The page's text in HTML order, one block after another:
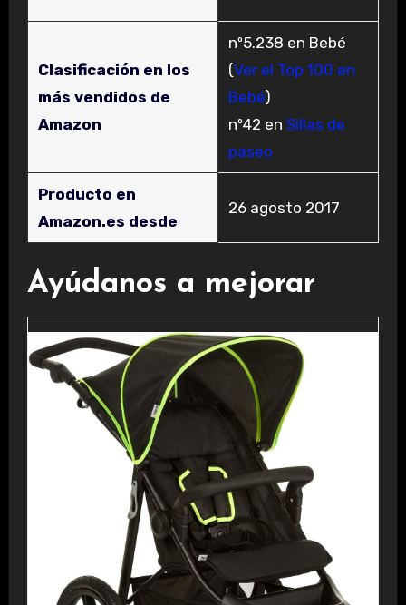
Clasificación en los
más vendidos de
Amazon
nº5.238 en Bebé
(Ver el Top 100 en
Bebé)
nº42 en Sillas de
paseo
Producto en
Amazon.es desde
26 agosto 2017
Ayúdanos a mejorar